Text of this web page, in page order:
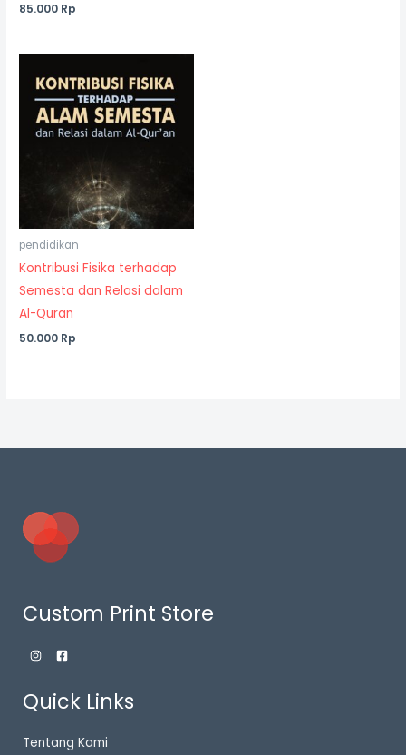
85.000 Rp
pendidikan
Kontribusi Fisika terhadap
Semesta dan Relasi dalam
Al-Quran
50.000 Rp
Custom Print Store
Quick Links
Tentang Kami